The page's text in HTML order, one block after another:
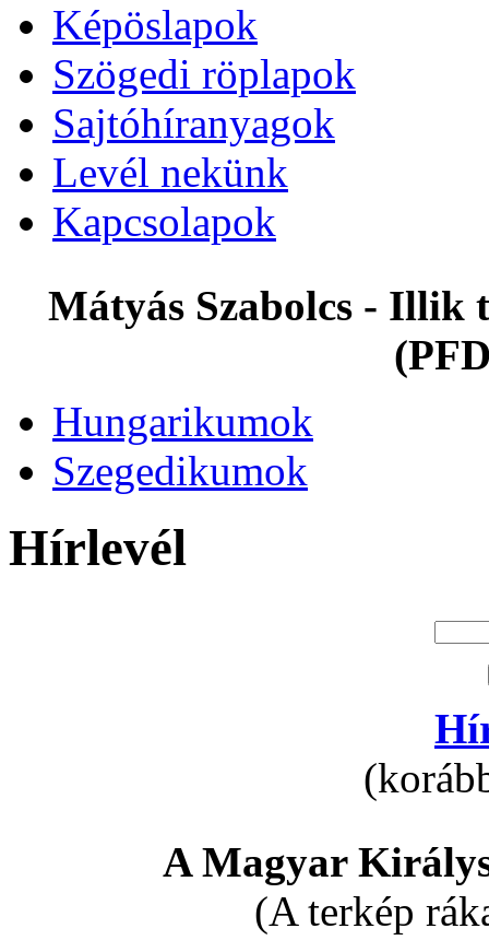
Képöslapok
Szögedi röplapok
Sajtóhíranyagok
Levél nekünk
Kapcsolapok
Mátyás Szabolcs - Illik
Hungarikumok
Szegedikumok
Hírlevél
A Magyar
(A terkép